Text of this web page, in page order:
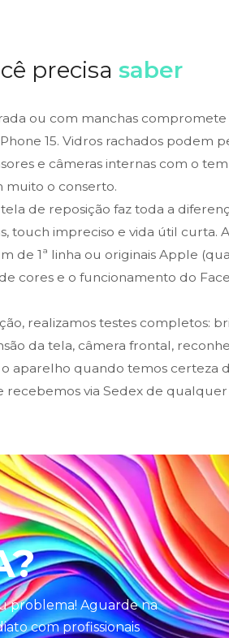
precisa saber
ou com manchas
15. Vidros rachados podem
e câmeras internas com o
muito o conserto.
de reposição faz toda a
touch impreciso e vida útil curta.
de 1ª linha ou originais Apple
cores e o funcionamento do
realizamos testes completos:
da tela, câmera frontal,
aparelho quando temos certeza
recebemos via Sedex de qualquer
problema! Aguarde na
com profissionais